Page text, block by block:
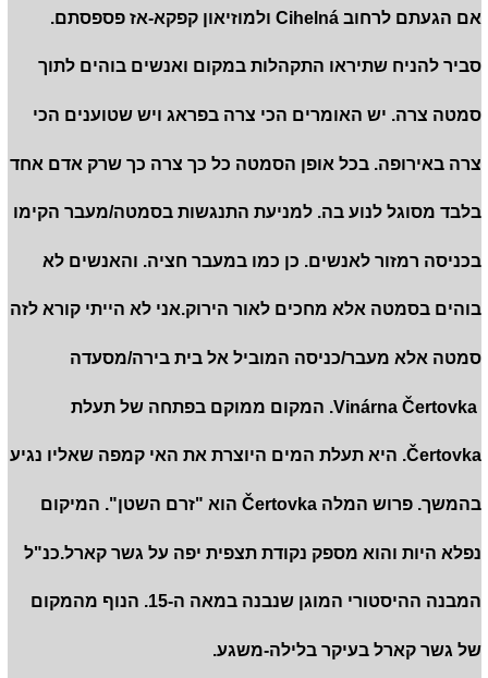
אם הגעתם לרחוב Cihelná ולמוזיאון קפקא-אז פספסתם.
סביר להניח שתיראו התקהלות במקום ואנשים בוהים לתוך
סמטה צרה. יש האומרים הכי צרה בפראג ויש שטוענים הכי
צרה באירופה. בכל אופן הסמטה כל כך צרה כך שרק אדם אחד
בלבד מסוגל לנוע בה. למניעת התנגשות בסמטה/מעבר הקימו
בכניסה רמזור לאנשים. כן כמו במעבר חציה. והאנשים לא
בוהים בסמטה אלא מחכים לאור הירוק.אני לא הייתי קורא לזה
סמטה אלא מעבר/כניסה המוביל אל בית בירה/מסעדה
Vinárna Čertovka. המקום ממוקם בפתחה של תעלת
Čertovka. היא תעלת המים היוצרת את האי קמפה שאליו נגיע
בהמשך. פרוש המלה Čertovka הוא "זרם השטן". המיקום
נפלא היות והוא מספק נקודת תצפית יפה על גשר קארל.כנ"ל
המבנה ההיסטורי המוגן שנבנה במאה ה-15. הנוף מהמקום
של גשר קארל בעיקר בלילה-משגע.